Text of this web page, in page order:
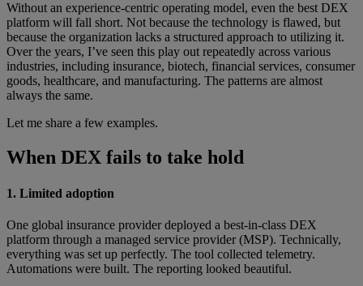
Without an experience-centric operating model, even the best DEX
platform will fall short. Not because the technology is flawed, but
because the organization lacks a structured approach to utilizing it.
Over the years, I’ve seen this play out repeatedly across various
industries, including insurance, biotech, financial services, consumer
goods, healthcare, and manufacturing. The patterns are almost
always the same.
Let me share a few examples.
When DEX fails to take hold
1. Limited adoption
One global insurance provider deployed a best-in-class DEX
platform through a managed service provider (MSP). Technically,
everything was set up perfectly. The tool collected telemetry.
Automations were built. The reporting looked beautiful.